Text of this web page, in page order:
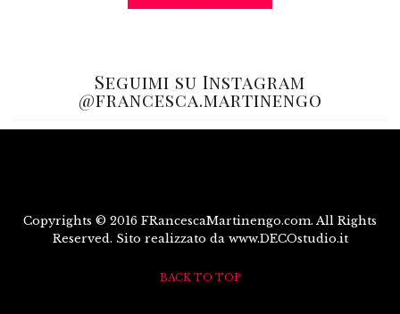
Seguimi su Instagram
@francesca.martinengo
Copyrights © 2016 FRancescaMartinengo.com. All Rights
Reserved. Sito realizzato da www.DECOstudio.it
BACK TO TOP